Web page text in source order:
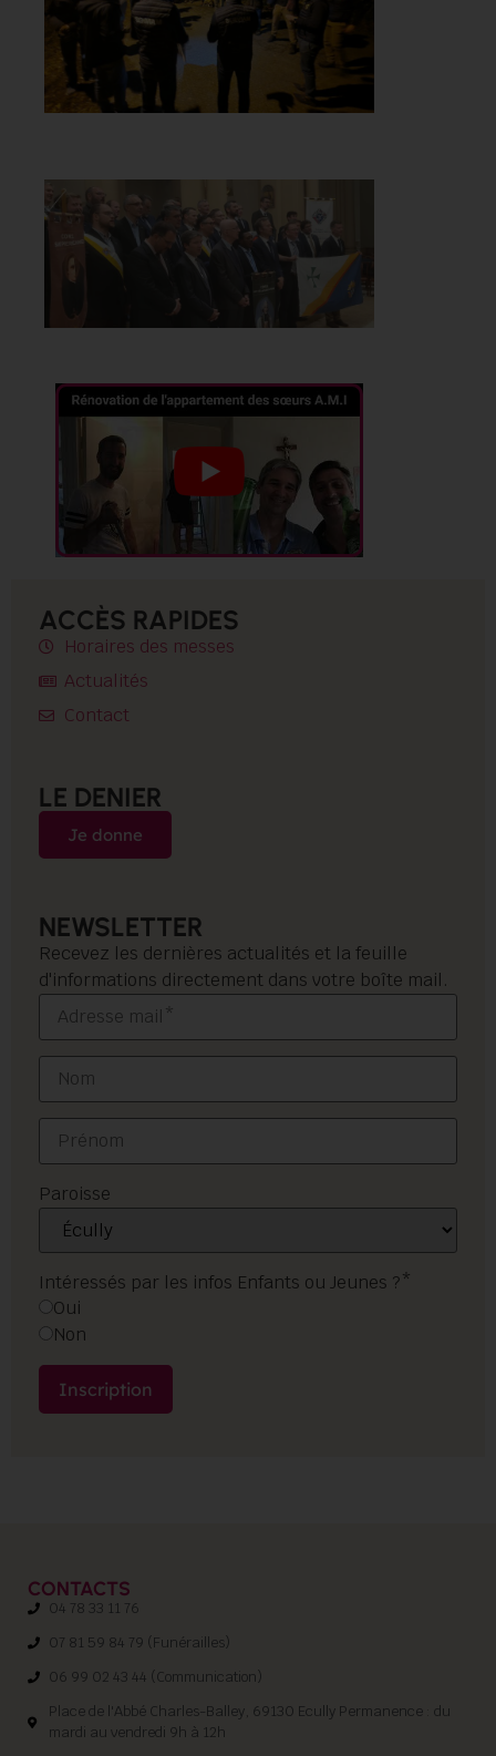
ACCÈS RAPIDES
Horaires des messes
Actualités
Contact
LE DENIER
Je donne
NEWSLETTER
Recevez les dernières actualités et la feuille
d'informations directement dans votre boîte mail.
Paroisse
Intéressés par les infos Enfants ou Jeunes ?*
Oui
Non
CONTACTS
04 78 33 11 76
07 81 59 84 79 (Funérailles)
06 99 02 43 44 (Communication)
Place de l'Abbé Charles-Balley, 69130 Ecully Permanence : du
mardi au vendredi 9h à 12h